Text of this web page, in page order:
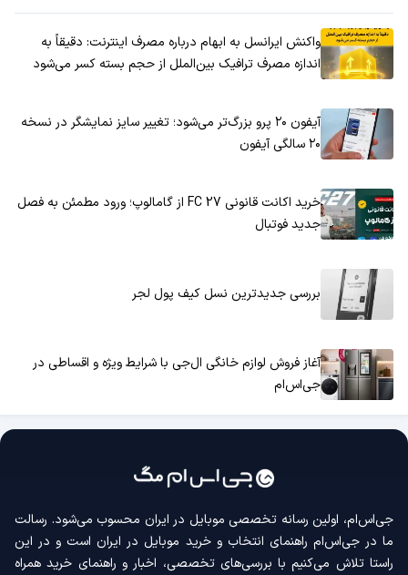
واکنش ایرانسل به ابهام درباره مصرف اینترنت: دقیقاً به
اندازه مصرف ترافیک بین‌الملل از حجم بسته کسر می‌شود
آیفون ۲۰ پرو بزرگ‌تر می‌شود؛ تغییر سایز نمایشگر در نسخه
۲۰ سالگی آیفون
خرید اکانت قانونی FC 27 از گامالوپ؛ ورود مطمئن به فصل
جدید فوتبال
بررسی جدیدترین نسل کیف پول لجر
آغاز فروش لوازم خانگی ال‌جی با شرایط ویژه و اقساطی در
جی‌اس‌ام
جی‌اس‌ام، اولین رسانه‌ تخصصی موبایل در ایران محسوب می‌شود. رسالت
ما در جی‌اس‌ام راهنمای انتخاب و خرید موبایل در ایران است و در این
راستا تلاش می‌کنیم با بررسی‌های تخصصی، اخبار و راهنمای خرید همراه